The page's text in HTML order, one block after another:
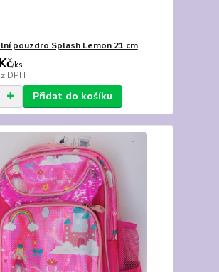
pouzdro Splash Lemon 21 cm
/ks
DPH
Přidat do košíku